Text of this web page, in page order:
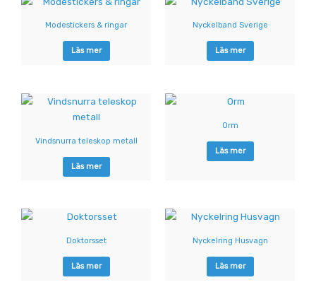
Modestickers & ringar
Läs mer
Nyckelband Sverige
Läs mer
Vindsnurra teleskop metall
Läs mer
Orm
Läs mer
Doktorsset
Läs mer
Nyckelring Husvagn
Läs mer